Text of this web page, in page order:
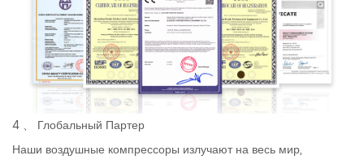
4 、 Глобальный Партер
Наши воздушные компрессоры излучают на весь мир,